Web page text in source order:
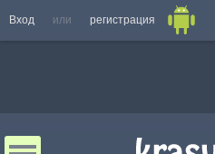
Вход или регистрация